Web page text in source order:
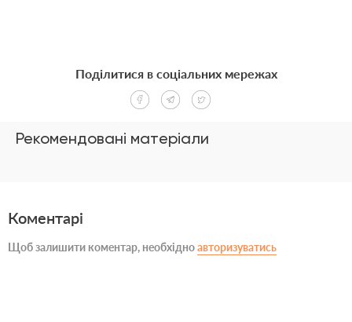
Рекомендовані матеріали
Поділитися в соціальних мережах
Коментарі
Щоб залишити коментар, необхідноавторизуватись